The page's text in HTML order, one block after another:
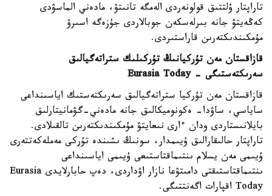
تاراپتار ۇلتتىق قولونەردى الەمگە تانىتۋ، مادەني الماسۋدى
كەڭەيتۋ جانە بىرلەسكەن جوبالاردى جۇزەگە اسىرۋ
مۇمكىندىكتەرىن قاراستىردى.
قازاقستان مەن تۇركيانىڭ تۇركىلىك ستراتەگيالىق
سەرىكتەستىگى - Eurasia Today
قازاقستان مەن تۇركيا ستراتەگيالىق سەرىكتەستىك اياسىنداعى
ساياسي، ساۋدا- ەكونوميكالىق جانە مادەني-گۋمانيتارلىق
بايلانىستاردى ودان ءارى نىعايتۋ مۇمكىندىكتەرىن تالقىلادى.
تاراپتار حالىقارالىق ۇيىمدار، سونىڭ ىشىندە تۇركى مەملەكەتتەرى
ۇيىمى مەن يسلام ىنتىماقتاستىعى ۇيىمى اياسىنداعى
ىنتىماقتاستىقتى دامىتۋعا نازار اۋداردى، دەپ حابارلايدى Eurasia
Today اقپارات اگەنتتىگى.